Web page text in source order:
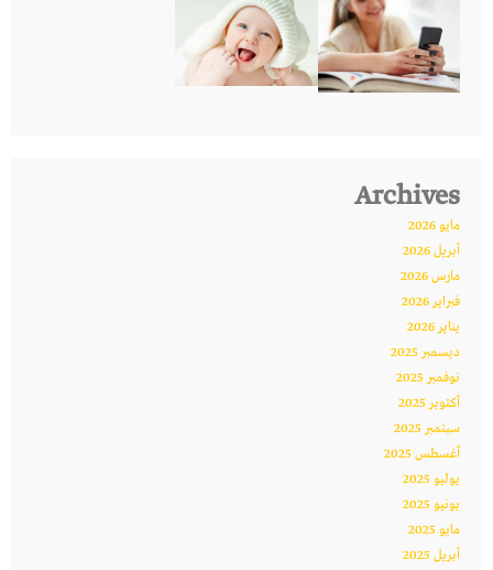
Archives
مايو 2026
أبريل 2026
مارس 2026
فبراير 2026
يناير 2026
ديسمبر 2025
نوفمبر 2025
أكتوبر 2025
سبتمبر 2025
أغسطس 2025
يوليو 2025
يونيو 2025
مايو 2025
أبريل 2025